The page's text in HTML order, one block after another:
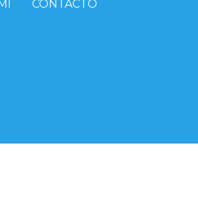
CONTACTO